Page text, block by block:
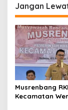
i
g
a
s
i
p
o
Jangan
Musrenbang
Kecamatan